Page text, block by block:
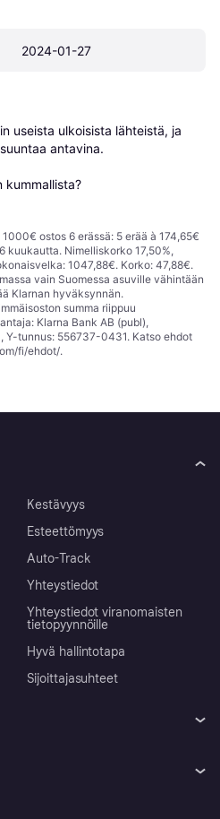
2024-01-27
useista ulkoisista lähteistä, ja
antavina.
kummallista?
ostos 6 erässä: 5 erää à 174,65€
kuukautta. Nimelliskorko 17,50%,
1047,88€. Korko: 47,88€.
vain Suomessa asuville vähintään
Klarnan hyväksynnän.
summa riippuu
Klarna Bank AB (publ),
Y-tunnus: 556737-0431. Katso ehdot
fi/ehdot/.
Kestävyys
Esteettömyys
Auto-Track
Yhteystiedot
Yhteystiedot viranomaisten
tietopyynnöille
Hyvä hallintotapa
Sijoittajasuhteet